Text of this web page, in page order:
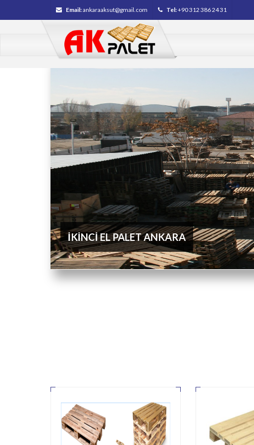
Email:ankaraaksut@gmail.com Tel:+90 312 386 24 31
İKİNCİ EL PALET ANKARA